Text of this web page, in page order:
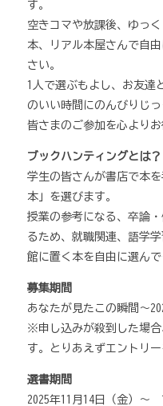
す。
空きコマや放課後、ゆっ
本、リアル本屋さんで自
さい。
1人で選ぶもよし、お友達
のいい時間にのんびりじ
皆さまのご参加を心よりお
ブックハンティングとは？
学生の皆さんが書店で本
本」を選びます。
授業の参考になる、卒論
るため、就職関連、語学
館に置く本を自由に選んで
募集期間
あなたが見たこの瞬間～
※申し込みが殺到した場
す。とりあえずエントリー
選書期間
2025年11月14日（金）～